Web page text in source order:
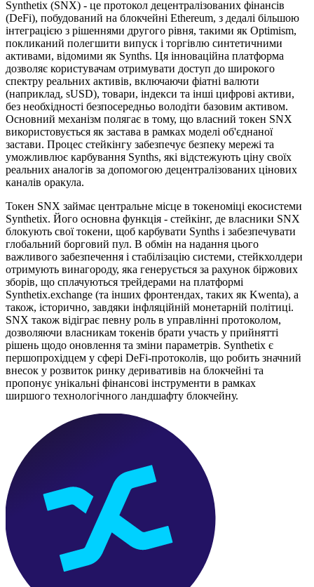
Synthetix (SNX) - це протокол децентралізованих фінансів
(DeFi), побудований на блокчейні Ethereum, з дедалі більшою
інтеграцією з рішеннями другого рівня, такими як Optimism,
покликаний полегшити випуск і торгівлю синтетичними
активами, відомими як Synths. Ця інноваційна платформа
дозволяє користувачам отримувати доступ до широкого
спектру реальних активів, включаючи фіатні валюти
(наприклад, sUSD), товари, індекси та інші цифрові активи,
без необхідності безпосередньо володіти базовим активом.
Основний механізм полягає в тому, що власний токен SNX
використовується як застава в рамках моделі об'єднаної
застави. Процес стейкінгу забезпечує безпеку мережі та
уможливлює карбування Synths, які відстежують ціну своїх
реальних аналогів за допомогою децентралізованих цінових
каналів оракула.
Токен SNX займає центральне місце в токеноміці екосистеми
Synthetix. Його основна функція - стейкінг, де власники SNX
блокують свої токени, щоб карбувати Synths і забезпечувати
глобальний борговий пул. В обмін на надання цього
важливого забезпечення і стабілізацію системи, стейкхолдери
отримують винагороду, яка генерується за рахунок біржових
зборів, що сплачуються трейдерами на платформі
Synthetix.exchange (та інших фронтендах, таких як Kwenta), а
також, історично, завдяки інфляційній монетарній політиці.
SNX також відіграє певну роль в управлінні протоколом,
дозволяючи власникам токенів брати участь у прийнятті
рішень щодо оновлення та зміни параметрів. Synthetix є
першопрохідцем у сфері DeFi-протоколів, що робить значний
внесок у розвиток ринку деривативів на блокчейні та
пропонує унікальні фінансові інструменти в рамках
ширшого технологічного ландшафту блокчейну.